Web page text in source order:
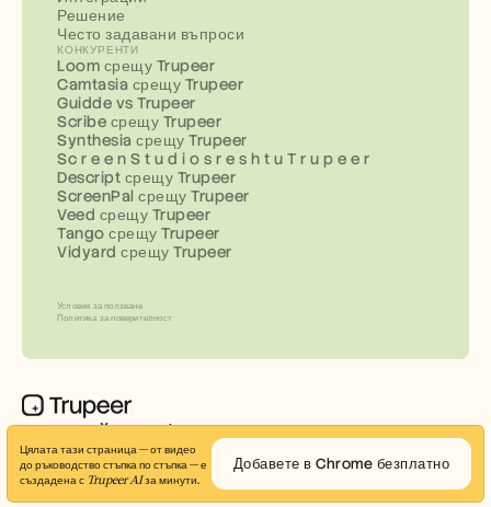
Създавайте професионални демо видеоклипове и
документи за минути
© 2026 Trupeer Inc.
Решение
Често задавани въпроси
КОНКУРЕНТИ
Loom срещу Trupeer
Camtasia срещу Trupeer
Guidde vs Trupeer
Scribe срещу Trupeer
Synthesia срещу Trupeer
Sc r e e n S t u d i o s r e s h t u T r u p e e r
Descript срещу Trupeer
ScreenPal срещу Trupeer
Veed срещу Trupeer
Tango срещу Trupeer
Vidyard срещу Trupeer
Условия за ползване
Политика за поверителност
Цялата тази страница — от видео
до ръководство стъпка по стъпка — е
създадена с Trupeer AI за минути.
Добавете в Chrome безплатно